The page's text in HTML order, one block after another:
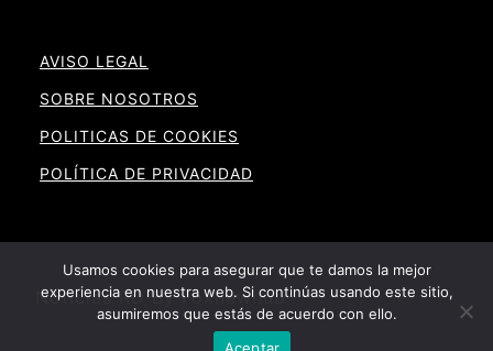
AVISO LEGAL
SOBRE NOSOTROS
POLITICAS DE COOKIES
POLÍTICA DE PRIVACIDAD
Noticias RD By Foxnewhub
Usamos cookies para asegurar que te damos la mejor
experiencia en nuestra web. Si continúas usando este sitio,
asumiremos que estás de acuerdo con ello.
Aceptar